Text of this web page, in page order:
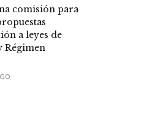
comisión para
a leyes de
Régimen